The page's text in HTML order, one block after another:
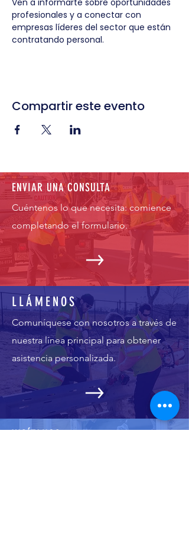
Ven a informarte sobre oportunidades
profesionales y a conectar con
empresas líderes del sector que están
contratando personal.
Compartir este evento
ENVIAR UNA CONSULTA
Cuéntenos lo que necesita: comience
completando el formulario.
LLÁMENOS
Comuníquese con nosotros a través de
nuestra línea principal para obtener
asistencia personalizada.
VISÍTANOS